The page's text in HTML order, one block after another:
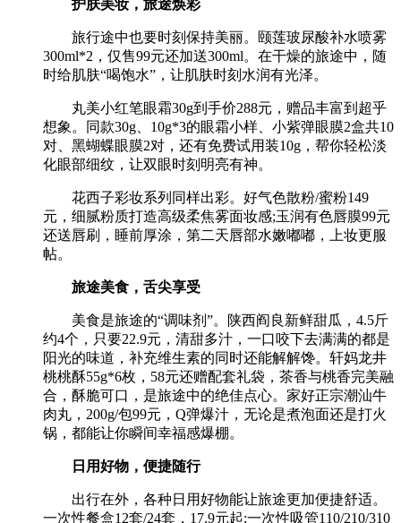
护肤美妆，旅途焕彩
旅行途中也要时刻保持美丽。颐莲玻尿酸补水喷雾
300ml*2，仅售99元还加送300ml。在干燥的旅途中，随
时给肌肤“喝饱水”，让肌肤时刻水润有光泽。
丸美小红笔眼霜30g到手价288元，赠品丰富到超乎
想象。同款30g、10g*3的眼霜小样、小紫弹眼膜2盒共10
对、黑蝴蝶眼膜2对，还有免费试用装10g，帮你轻松淡
化眼部细纹，让双眼时刻明亮有神。
花西子彩妆系列同样出彩。好气色散粉/蜜粉149
元，细腻粉质打造高级柔焦雾面妆感;玉润有色唇膜99元
还送唇刷，睡前厚涂，第二天唇部水嫩嘟嘟，上妆更服
帖。
旅途美食，舌尖享受
美食是旅途的“调味剂”。陕西阎良新鲜甜瓜，4.5斤
约4个，只要22.9元，清甜多汁，一口咬下去满满的都是
阳光的味道，补充维生素的同时还能解解馋。轩妈龙井
桃桃酥55g*6枚，58元还赠配套礼袋，茶香与桃香完美融
合，酥脆可口，是旅途中的绝佳点心。家好正宗潮汕牛
肉丸，200g/包99元，Q弹爆汁，无论是煮泡面还是打火
锅，都能让你瞬间幸福感爆棚。
日用好物，便捷随行
出行在外，各种日用好物能让旅途更加便捷舒适。
一次性餐盒12套/24套，17.9元起;一次性吸管110/210/310